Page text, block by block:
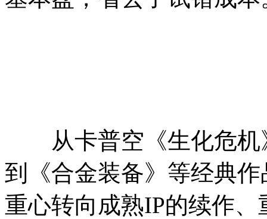
从卡普空《生化危机
到《合金装备》等经典
重心转向成熟IP的续作、